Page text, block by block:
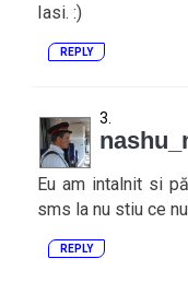
Iasi. :)
REPLY
Eu am intalnit si
sms la nu stiu ce
REPLY